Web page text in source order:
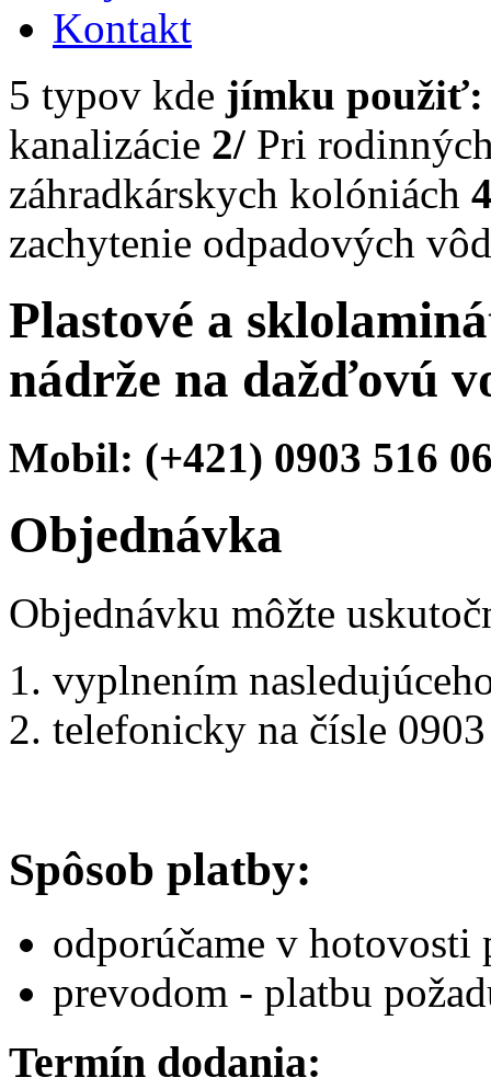
Kontakt
5 typov kde jímku použiť:
kanalizácie 2/ Pri
záhradkárskych kolóniách
zachytenie odpadových vôd
Plastové a
nádrže na dažďovú
Mobil: (+421) 0903 516
Objednávka
Objednávku môžte
vyplnením
telefonicky na čísle
Spôsob platby:
odporúčame v
prevodom - platbu
Termín dodania: